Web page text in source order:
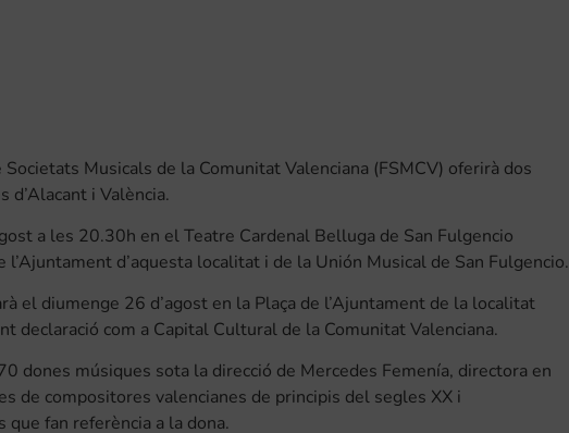
Musicals de la Comunitat Valenciana (FSMCV) oferirà dos
d’Alacant i València.
a les 20.30h en el Teatre Cardenal Belluga de San Fulgencio
d’aquesta localitat i de la Unión Musical de San Fulgencio.
el diumenge 26 d’agost en la Plaça de l’Ajuntament de la localitat
declaració com a Capital Cultural de la Comunitat Valenciana.
dones músiques sota la direcció de Mercedes Femenía, directora en
de compositores valencianes de principis del segles XX i
fan referència a la dona.